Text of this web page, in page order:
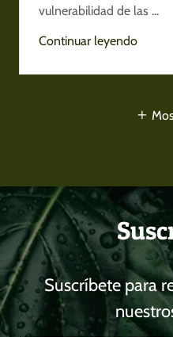
vulnerabilidad de las ...
Continuar leyendo
Suscríbete para